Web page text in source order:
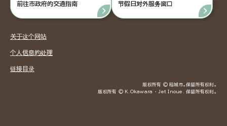
前往市政府的交通指南 节假日对外服务窗口
关于这个网站
个人信息的处理
链接目录
版权所有 © 稻城市。保留所有权利。
版权所有 © K.Okawara ・ Jet Inoue. 保留所有权利。